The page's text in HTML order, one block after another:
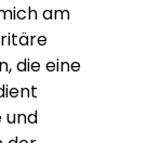
am
die eine
und